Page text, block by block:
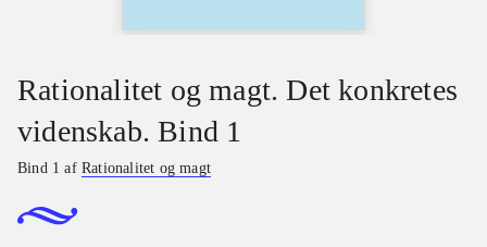
Rationalitet og magt. Det konkretes
videnskab. Bind 1
Bind 1 afRationalitet og magt